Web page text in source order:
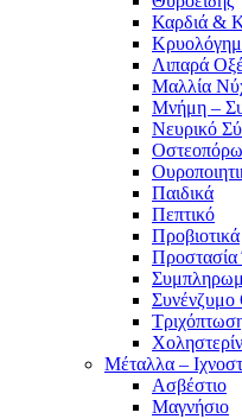
Καρδιά &
Λιπαρά
Μαλλία
Μνήμη –
Νευρικό
Παιδικά
Πεπτικό
Προβιοτικά
Συνένζυμο
Μέταλλα –
Ασβέστιο
Μαγνήσιο